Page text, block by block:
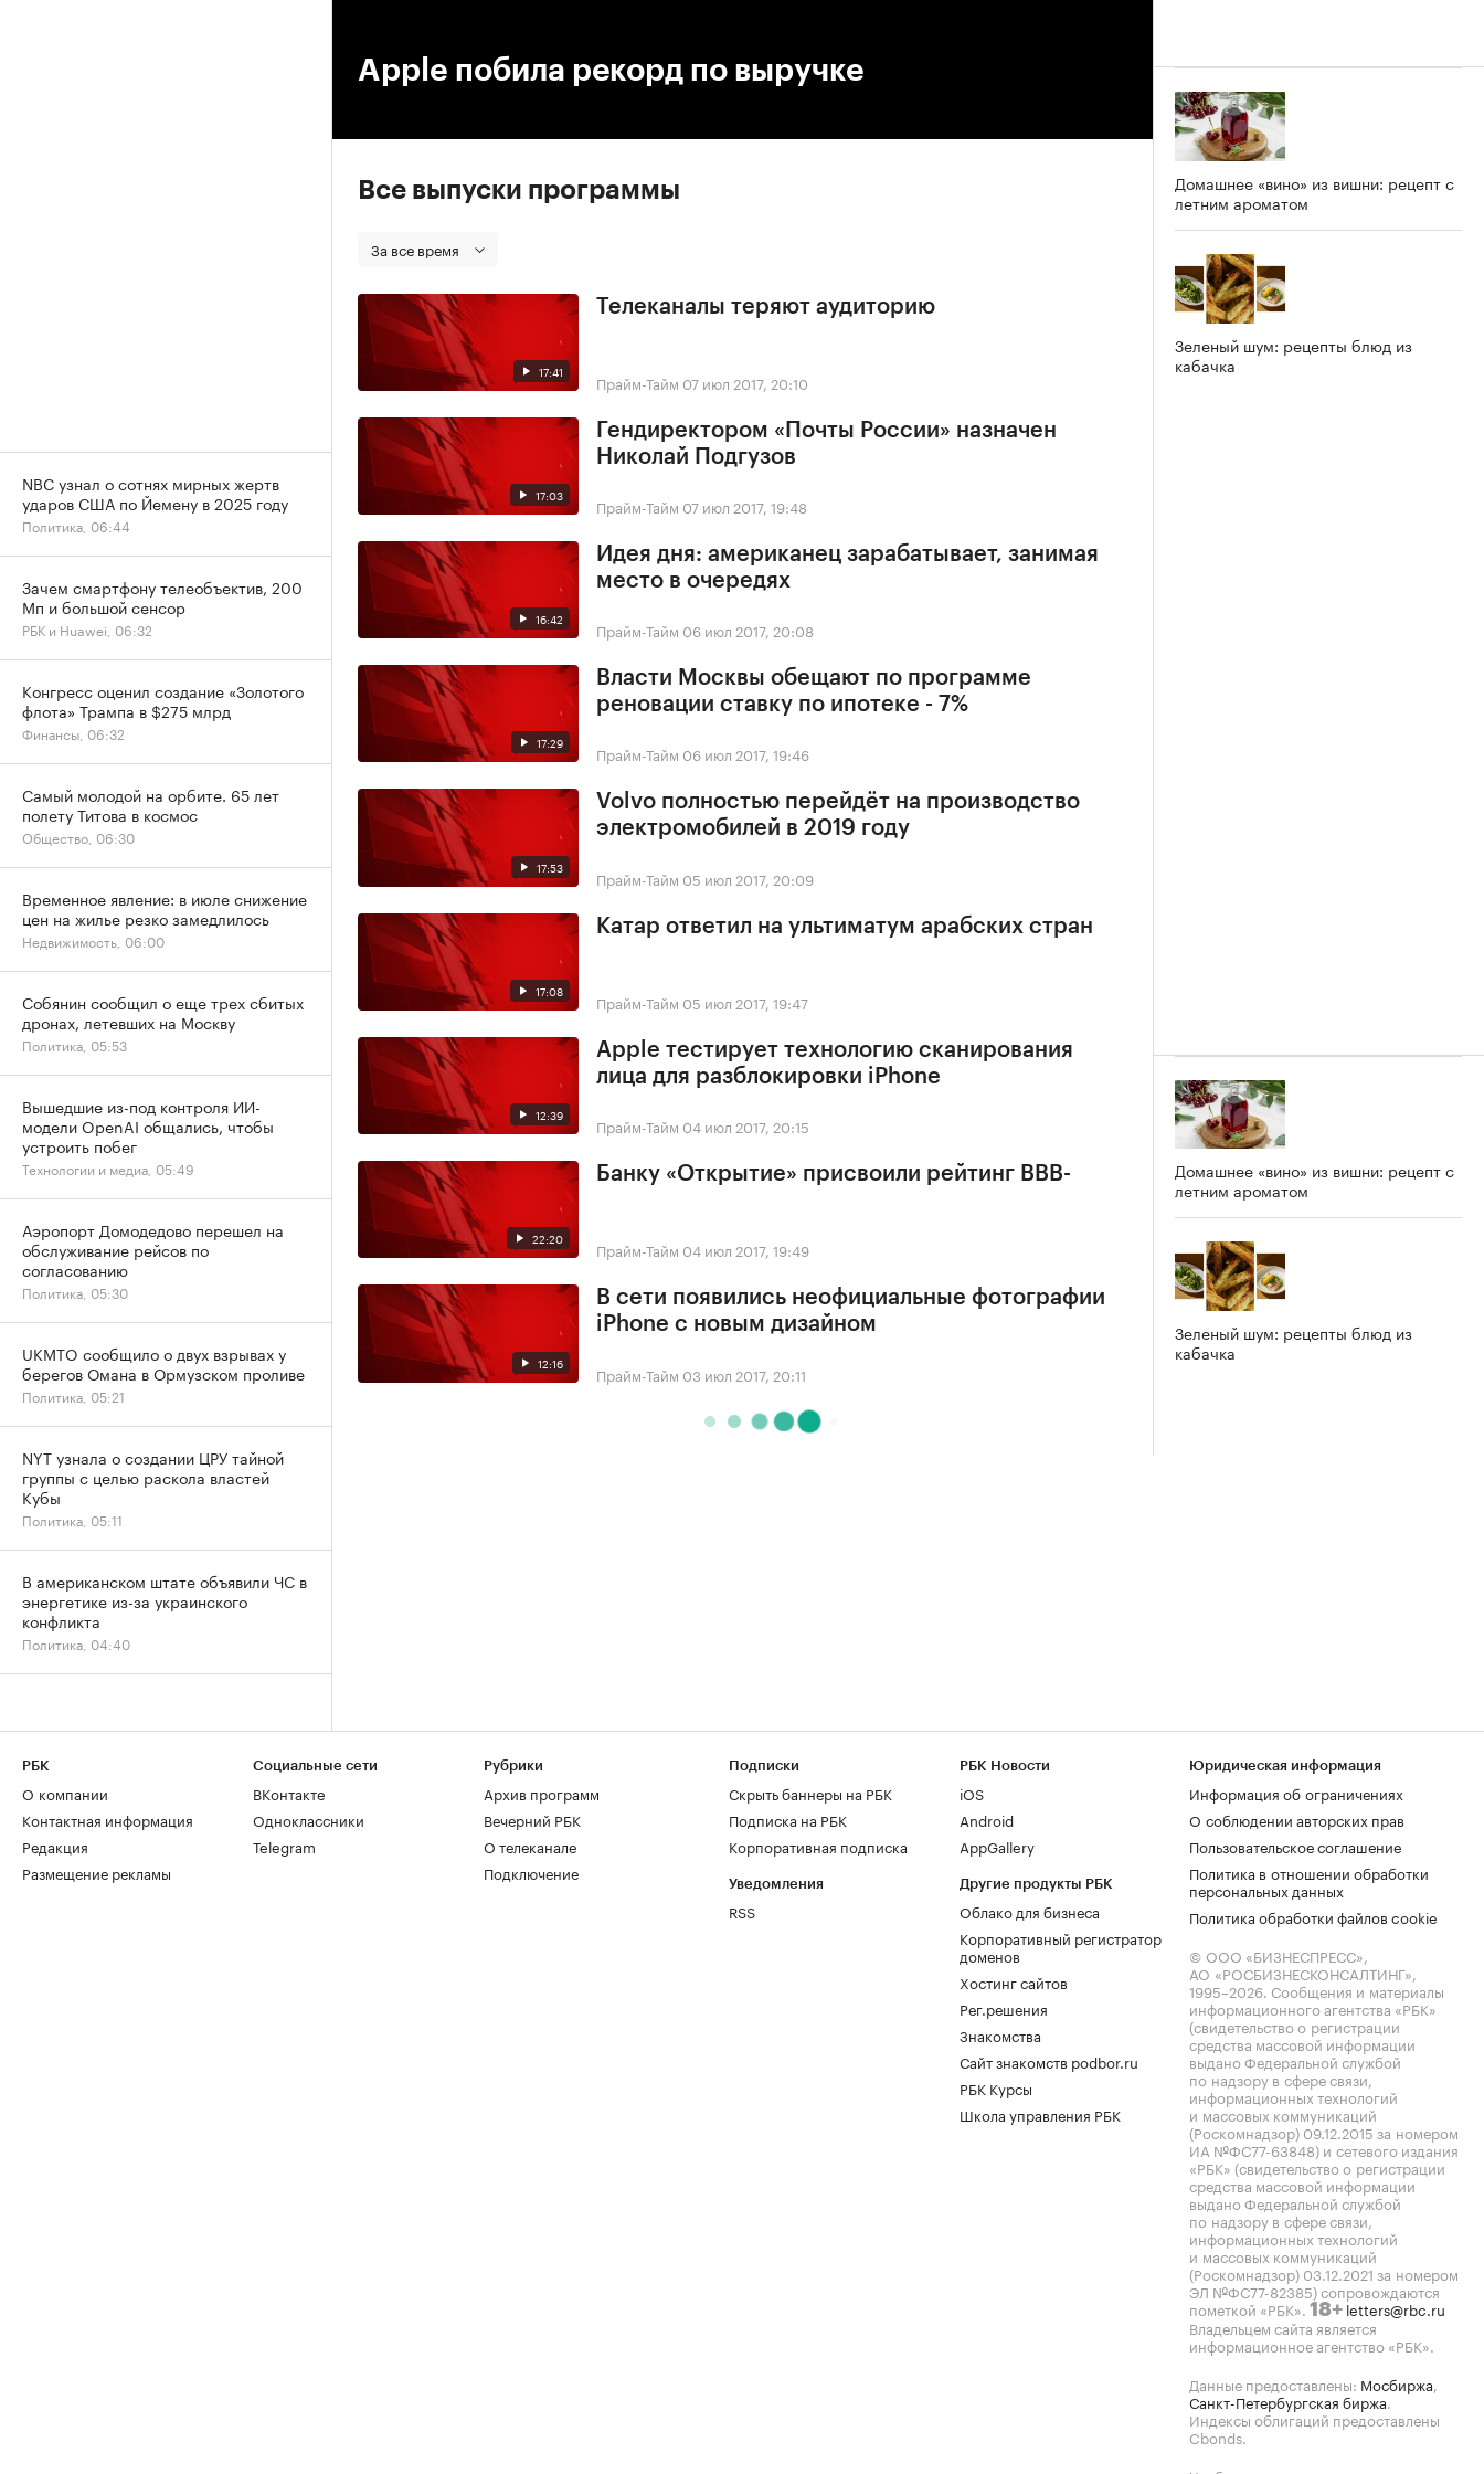
Apple побила рекорд по выручке
Все выпуски программы
За все время
17:41
Телеканалы теряют аудиторию
Прайм-Тайм 07 июл 2017, 20:10
17:03
Гендиректором «Почты России» назначен
Николай Подгузов
Прайм-Тайм 07 июл 2017, 19:48
16:42
Идея дня: американец зарабатывает, занимая
место в очередях
Прайм-Тайм 06 июл 2017, 20:08
17:29
Власти Москвы обещают по программе
реновации ставку по ипотеке - 7%
Прайм-Тайм 06 июл 2017, 19:46
17:53
Volvo полностью перейдёт на производство
электромобилей в 2019 году
Прайм-Тайм 05 июл 2017, 20:09
17:08
Катар ответил на ультиматум арабских стран
Прайм-Тайм 05 июл 2017, 19:47
12:39
Apple тестирует технологию сканирования
лица для разблокировки iPhone
Прайм-Тайм 04 июл 2017, 20:15
22:20
Банку «Открытие» присвоили рейтинг BBB-
Прайм-Тайм 04 июл 2017, 19:49
12:16
В сети появились неофициальные фотографии
iPhone с новым дизайном
Прайм-Тайм 03 июл 2017, 20:11
Домашнее «вино» из вишни: рецепт с
летним ароматом
Зеленый шум: рецепты блюд из
кабачка
Домашнее «вино» из вишни: рецепт с
летним ароматом
Зеленый шум: рецепты блюд из
кабачка
NBC узнал о сотнях мирных жертв
ударов США по Йемену в 2025 году
Политика, 06:44
Зачем смартфону телеобъектив, 200
Мп и большой сенсор
РБК и Huawei, 06:32
Конгресс оценил создание «Золотого
флота» Трампа в $275 млрд
Финансы, 06:32
Самый молодой на орбите. 65 лет
полету Титова в космос
Общество, 06:30
Временное явление: в июле снижение
цен на жилье резко замедлилось
Недвижимость, 06:00
Собянин сообщил о еще трех сбитых
дронах, летевших на Москву
Политика, 05:53
Вышедшие из-под контроля ИИ-
модели OpenAI общались, чтобы
устроить побег
Технологии и медиа, 05:49
Аэропорт Домодедово перешел на
обслуживание рейсов по
согласованию
Политика, 05:30
UKMTO сообщило о двух взрывах у
берегов Омана в Ормузском проливе
Политика, 05:21
NYT узнала о создании ЦРУ тайной
группы с целью раскола властей
Кубы
Политика, 05:11
В американском штате объявили ЧС в
энергетике из-за украинского
конфликта
Политика, 04:40
РБК
О компании
Контактная информация
Редакция
Размещение рекламы
Социальные сети
ВКонтакте
Одноклассники
Telegram
Рубрики
Архив программ
Вечерний РБК
О телеканале
Подключение
Подписки
Скрыть баннеры на РБК
Подписка на РБК
Корпоративная подписка
Уведомления
RSS
РБК Новости
iOS
Android
AppGallery
Другие продукты РБК
Облако для бизнеса
Корпоративный регистратор
доменов
Хостинг сайтов
Рег.решения
Знакомства
Сайт знакомств podbor.ru
РБК Курсы
Школа управления РБК
Юридическая информация
Информация об ограничениях
О соблюдении авторских прав
Пользовательское соглашение
Политика в отношении обработки
персональных данных
Политика обработки файлов cookie
© ООО «БИЗНЕСПРЕСС»,
АО «РОСБИЗНЕСКОНСАЛТИНГ»,
1995–2026. Сообщения и материалы
информационного агентства «РБК»
(свидетельство о регистрации
средства массовой информации
выдано Федеральной службой
по надзору в сфере связи,
информационных технологий
и массовых коммуникаций
(Роскомнадзор) 09.12.2015 за номером
ИА №ФС77-63848) и сетевого издания
«РБК» (свидетельство о регистрации
средства массовой информации
выдано Федеральной службой
по надзору в сфере связи,
информационных технологий
и массовых коммуникаций
(Роскомнадзор) 03.12.2021 за номером
ЭЛ №ФС77-82385) сопровождаются
пометкой «РБК». 18+ letters@rbc.ru
Владельцем сайта является
информационное агентство «РБК».
Данные предоставлены: Мосбиржа,
Санкт-Петербургская биржа.
Индексы облигаций предоставлены
Cbonds.